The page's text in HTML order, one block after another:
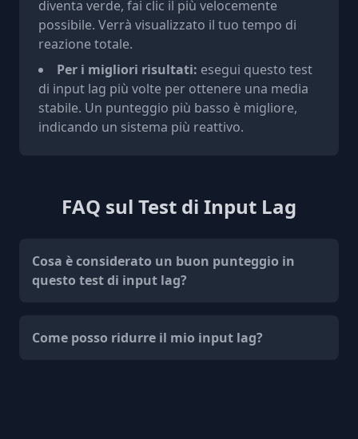
diventa verde, fai clic il più velocemente
possibile. Verrà visualizzato il tuo tempo di
reazione totale.
Per i migliori risultati: esegui questo test
di input lag più volte per ottenere una media
stabile. Un punteggio più basso è migliore,
indicando un sistema più reattivo.
FAQ sul Test di Input Lag
Cosa è considerato un buon punteggio in
questo test di input lag?
Come posso ridurre il mio input lag?